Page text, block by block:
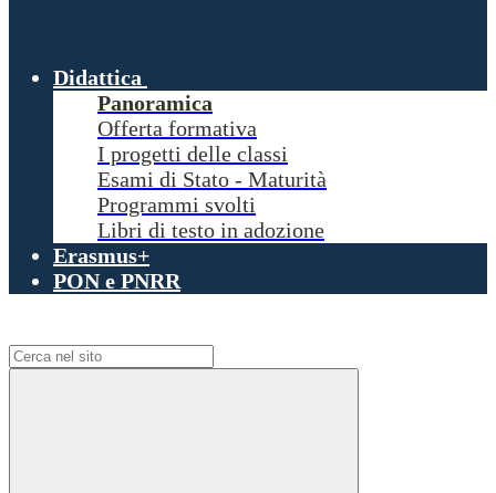
Didattica
Panoramica
Offerta formativa
I progetti delle classi
Esami di Stato - Maturità
Programmi svolti
Libri di testo in adozione
Erasmus+
PON e PNRR